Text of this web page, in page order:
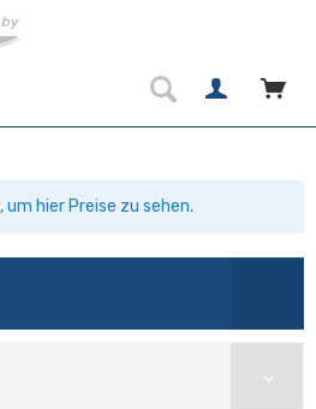
, um hier Preise zu sehen.